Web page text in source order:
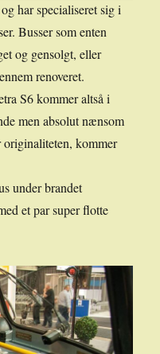
har specialiseret sig i
Busser som enten
og gensolgt, eller
renoveret.
S6 kommer altså i
men absolut nænsom
originaliteten, kommer
under brandet
et par super flotte